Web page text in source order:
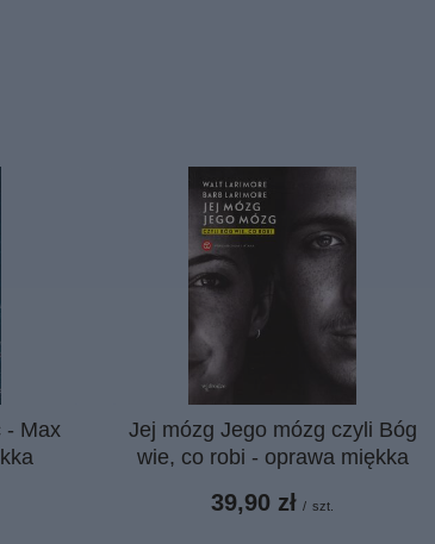
- Max
Jej mózg Jego mózg czyli Bóg
wie, co robi - oprawa miękka
39,90 zł / szt.